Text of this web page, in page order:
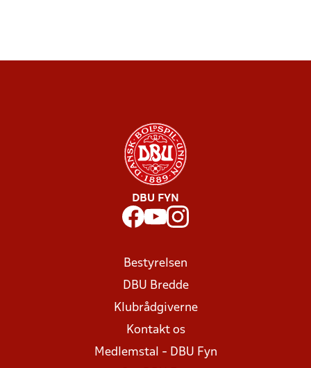
DBU FYN
Bestyrelsen
DBU Bredde
Klubrådgiverne
Kontakt os
Medlemstal - DBU Fyn